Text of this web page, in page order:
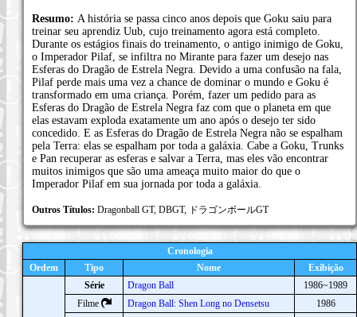
Resumo: A história se passa cinco anos depois que Goku saiu para
treinar seu aprendiz Uub, cujo treinamento agora está completo.
Durante os estágios finais do treinamento, o antigo inimigo de Goku,
o Imperador Pilaf, se infiltra no Mirante para fazer um desejo nas
Esferas do Dragão de Estrela Negra. Devido a uma confusão na fala,
Pilaf perde mais uma vez a chance de dominar o mundo e Goku é
transformado em uma criança. Porém, fazer um pedido para as
Esferas do Dragão de Estrela Negra faz com que o planeta em que
elas estavam exploda exatamente um ano após o desejo ter sido
concedido. E as Esferas do Dragão de Estrela Negra não se espalham
pela Terra: elas se espalham por toda a galáxia. Cabe a Goku, Trunks
e Pan recuperar as esferas e salvar a Terra, mas eles vão encontrar
muitos inimigos que são uma ameaça muito maior do que o
Imperador Pilaf em sua jornada por toda a galáxia.
Outros Títulos: Dragonball GT, DBGT, ドラゴンボールGT
Cronologia
Ordem
Tipo Nome Exibição
Série Dragon Ball
1986~1989
Filme
Dragon Ball: Shen Long no Densetsu
1986